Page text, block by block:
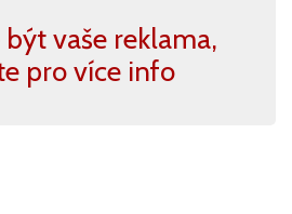
vaše reklama,
pro více info